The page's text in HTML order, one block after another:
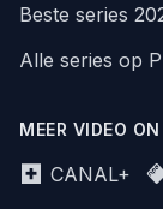
Beste series
Alle series op
MEER VIDEO
CANAL+